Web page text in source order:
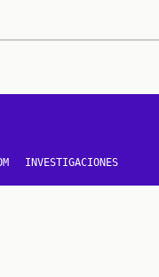
INVESTIGACIONES